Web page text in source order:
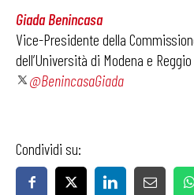
Giada Benincasa
Vice-Presidente della
dell’Università di Modena e
@BenincasaGiada
Condividi su: